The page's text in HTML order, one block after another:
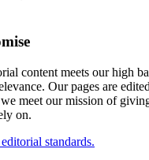
content meets our high
Our pages are
meet our mission of
on.
standards.